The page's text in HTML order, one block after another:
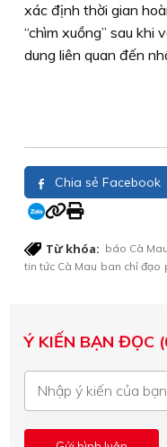
xác định thời gian
“chìm xuồng” sau khi
dung liên quan đến
Chia sẻ Facebook
Từ khóa: báo Cà Mau
tin tức Cà Mau ban chỉ đạo
Ý KIẾN BẠN ĐỌC